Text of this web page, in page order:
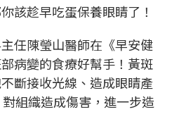
該趁早吃蛋保養眼睛了！
任陳瑩山醫師在《早安健
病變的食療好幫手！黃斑
斷接收光線、造成眼睛產
組織造成傷害，進一步造